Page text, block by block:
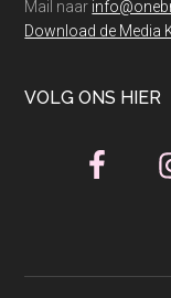
Mail naar
Download de Media
VOLG ONS HIER